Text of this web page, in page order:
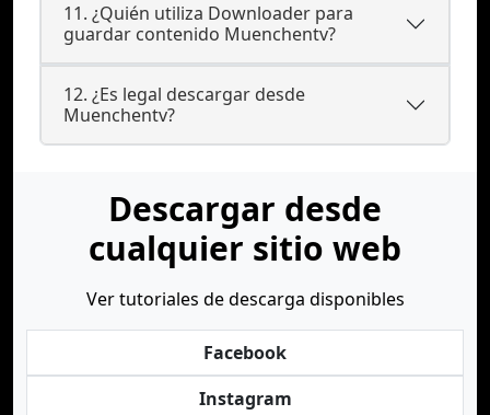
11. ¿Quién utiliza Downloader para
guardar contenido Muenchentv?
12. ¿Es legal descargar desde
Muenchentv?
Descargar desde
cualquier sitio web
Ver tutoriales de descarga disponibles
Facebook
Instagram